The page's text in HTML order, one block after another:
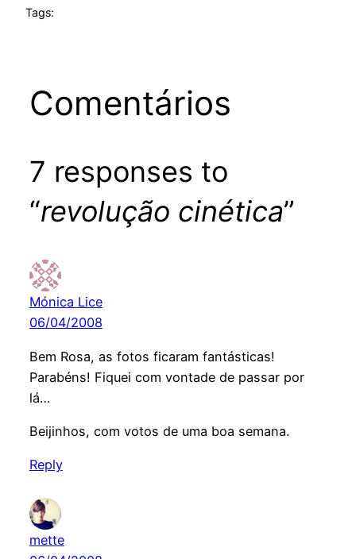
Tags:
Comentários
7 responses to
“revolução cinética”
Mónica Lice
06/04/2008
Bem Rosa, as fotos ficaram fantásticas!
Parabéns! Fiquei com vontade de passar por
lá…
Beijinhos, com votos de uma boa semana.
Reply
mette